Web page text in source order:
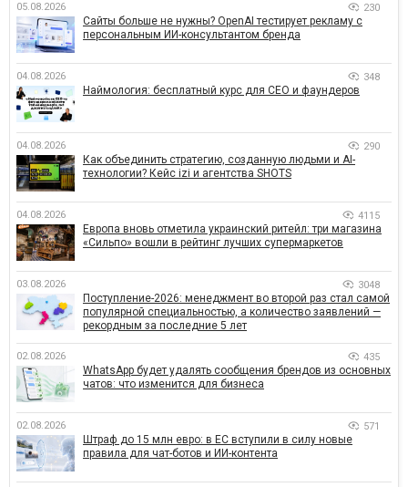
05.08.2026 230
Сайты больше не нужны? OpenAI тестирует рекламу с
персональным ИИ-консультантом бренда
04.08.2026 348
Наймология: бесплатный курс для CEO и фаундеров
04.08.2026 290
Как объединить стратегию, созданную людьми и AI-
технологии? Кейс izi и агентства SHOTS
04.08.2026 4115
Европа вновь отметила украинский ритейл: три магазина
«Сильпо» вошли в рейтинг лучших супермаркетов
03.08.2026 3048
Поступление-2026: менеджмент во второй раз стал самой
популярной специальностью, а количество заявлений —
рекордным за последние 5 лет
02.08.2026 435
WhatsApp будет удалять сообщения брендов из основных
чатов: что изменится для бизнеса
02.08.2026 571
Штраф до 15 млн евро: в ЕС вступили в силу новые
правила для чат-ботов и ИИ-контента